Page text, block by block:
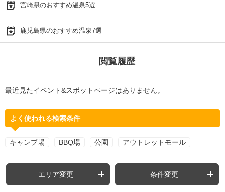
宮崎県のおすすめ温泉5選
鹿児島県のおすすめ温泉7選
閲覧履歴
最近見たイベント&スポットページはありません。
よく使われる検索条件
キャンプ場 BBQ場 公園 アウトレットモール
エリア変更 条件変更